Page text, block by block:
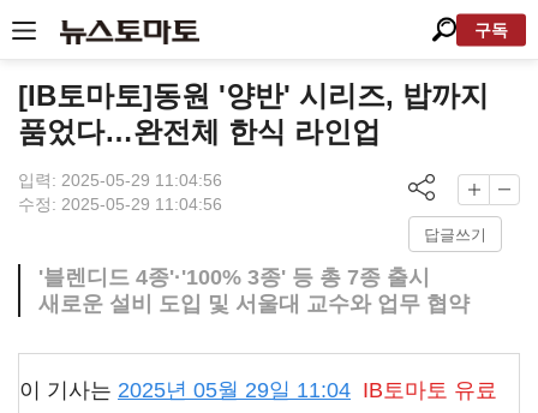
구독
[IB토마토]동원 '양반' 시리즈, 밥까지
품었다…완전체 한식 라인업
입력: 2025-05-29 11:04:56
수정: 2025-05-29 11:04:56
답글쓰기
'블렌디드 4종'·'100% 3종' 등 총 7종 출시
새로운 설비 도입 및 서울대 교수와 업무 협약
이 기사는 2025년 05월 29일 11:04 IB토마토 유료